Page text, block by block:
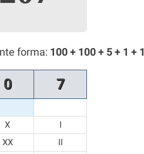
forma: 100 + 100 + 5 + 1 + 1
0 7
X
I
XX
II